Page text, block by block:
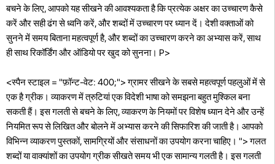
बचने के लिए, आपको यह सीखने की आवश्यकता है कि प्रत्येक अक्षर का उच्चारण कैसे
करें और सही ढंग से ध्वनि करें, और शब्दों में उच्चारण पर ध्यान दें। देशी वक्ताओं को
सुनने में समय बिताना महत्वपूर्ण है, और शब्दों का उच्चारण करने का अभ्यास करें, साथ
ही साथ रिकॉर्डिंग और ऑडियो पर खुद को सुनना। P>
<स्पैन स्टाइल = "फ़ॉन्ट-वेट: 400;"> ग्रामर सीखने के सबसे महत्वपूर्ण पहलुओं में से
एक है ग्रीक। व्याकरण में त्रुटियां एक विदेशी भाषा को समझना बहुत मुश्किल बना
सकती हैं। इस गलती से बचने के लिए, व्याकरण के नियमों पर विशेष ध्यान देने और उन्हें
नियमित रूप से लिखित और बोलने में अभ्यास करने की सिफारिश की जाती है। आपको
विभिन्न व्याकरण पुस्तकों, सामग्रियों और संसाधनों का उपयोग करना चाहिए। "> गलत
शब्दों या वाक्यांशों का उपयोग ग्रीक सीखते समय भी एक सामान्य गलती है। इस गलती